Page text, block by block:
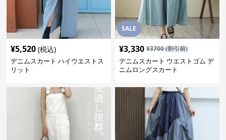
¥5,520 (税込)
デニムスカート ハイウエストス
リット
SALE
¥3,330 ¥3700(割引前)
デニムスカート ウエストゴム デ
ニムロングスカート